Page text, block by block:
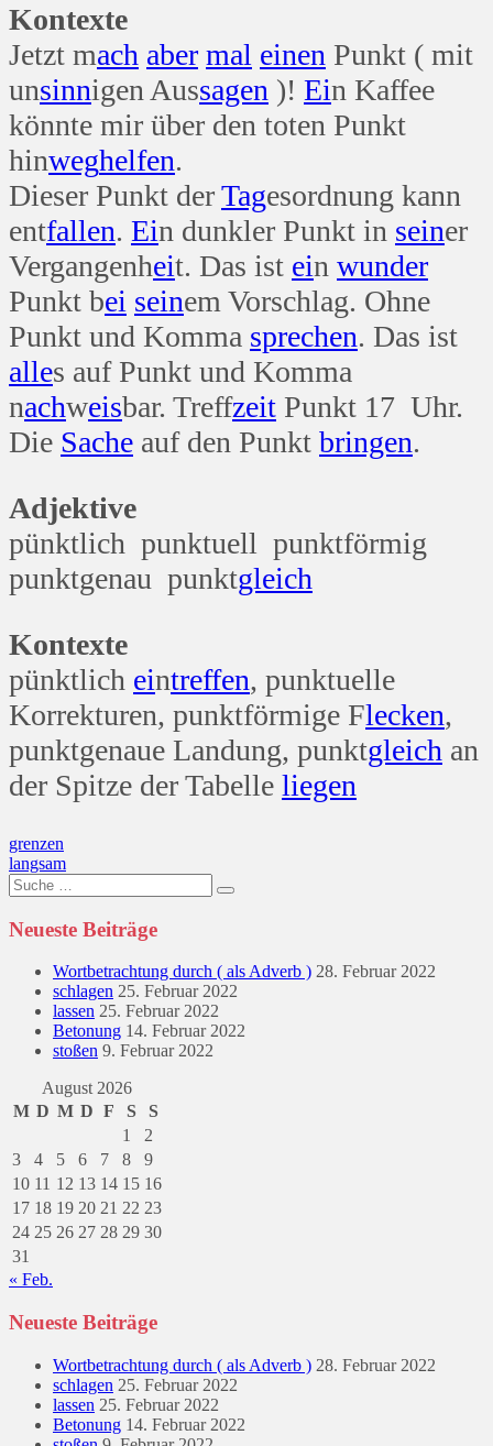
Kontexte
Jetzt mach aber mal einen Punkt ( mit
unsinnigen Aussagen )! Ein Kaffee
könnte mir über den toten Punkt
hinweghelfen.
Dieser Punkt derTagesordnung kann
entfallen. Ein dunkler Punkt in seiner
Vergangenheit. Das ist ein wunder
Punkt bei seinem Vorschlag. Ohne
Punkt und Komma sprechen. Das ist
alles auf Punkt und Komma
nachweisbar. Treffzeit Punkt 17 Uhr.
Die Sache auf den Punkt bringen.
Adjektive
pünktlich punktuell punktförmig
punktgenau punktgleich
Kontexte
pünktlich eintreffen, punktuelle
Korrekturen, punktförmige Flecken,
punktgenaue Landung, punktgleich an
der Spitze der Tabelle liegen
Beitragsnavigation
grenzen
langsam
Suche
nach:
Neueste Beiträge
Wortbetrachtung durch ( als Adverb ) 28. Februar 2022
schlagen 25. Februar 2022
lassen 25. Februar 2022
Betonung 14. Februar 2022
stoßen 9. Februar 2022
August 2026
M D M D F S
S
1
2
3
4 5 6 7 8
9
10 11 12 13 14 15 16
17 18 19 20 21 22 23
24 25 26 27 28 29 30
31
« Feb.
Neueste Beiträge
Wortbetrachtung durch ( als Adverb ) 28. Februar 2022
schlagen 25. Februar 2022
lassen 25. Februar 2022
Betonung 14. Februar 2022